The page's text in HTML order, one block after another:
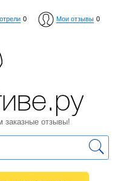
0 Мои отзывы 0
заказные отзывы!